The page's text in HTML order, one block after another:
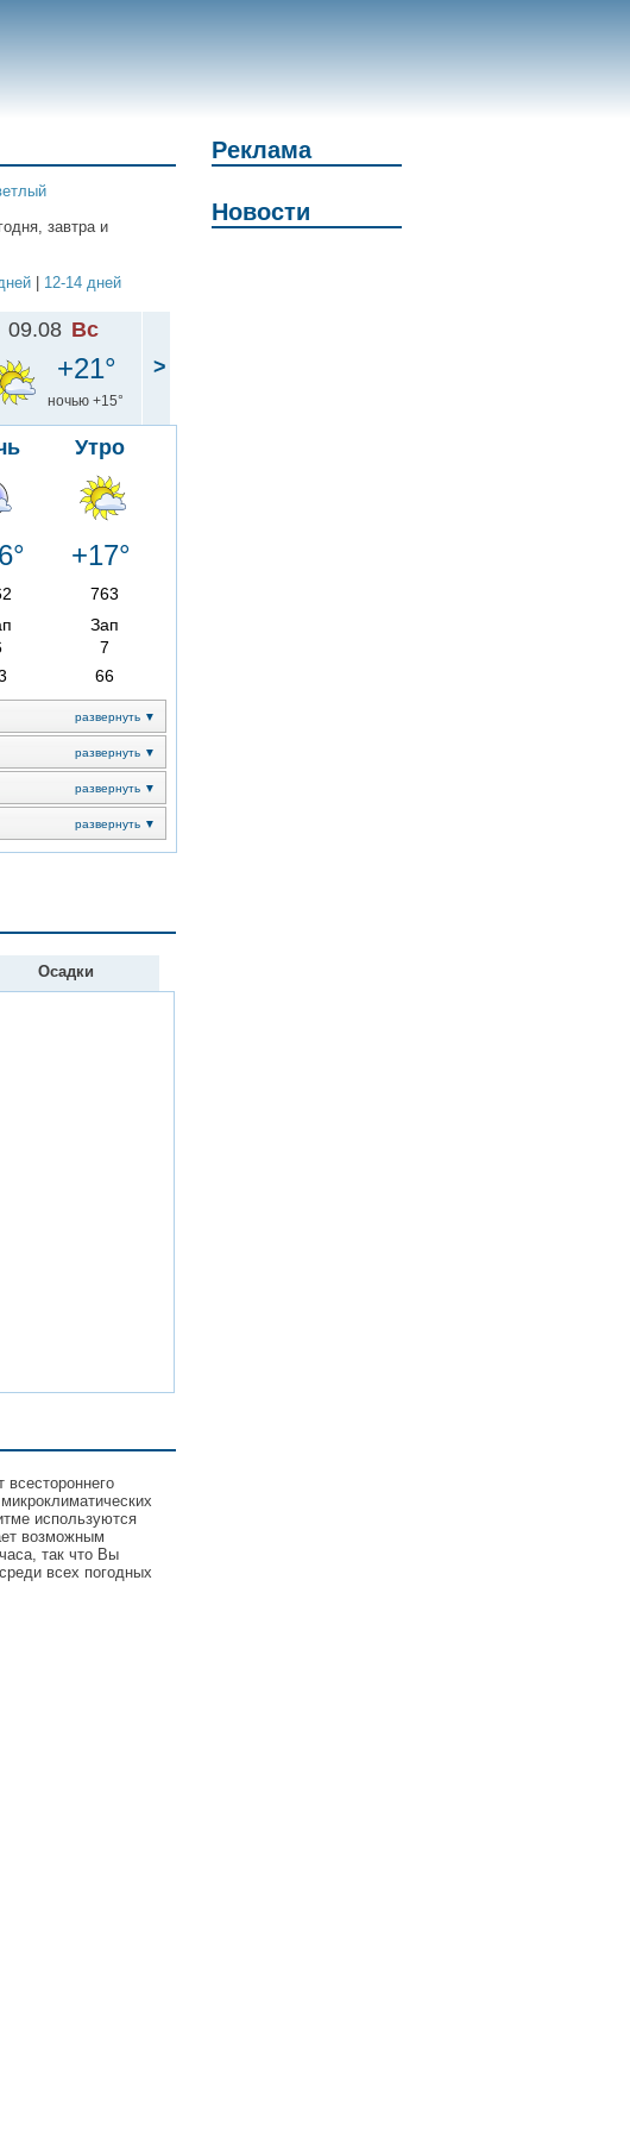
завтра и
12-14 дней
Утро
+17°
763
Зап
7
66
развернуть ▼
развернуть ▼
развернуть ▼
развернуть ▼
09.08 Вс
+21°
ночью +15°
>
Осадки
всестороннего
используются
возможным
так что Вы
всех погодных
Реклама
Новости